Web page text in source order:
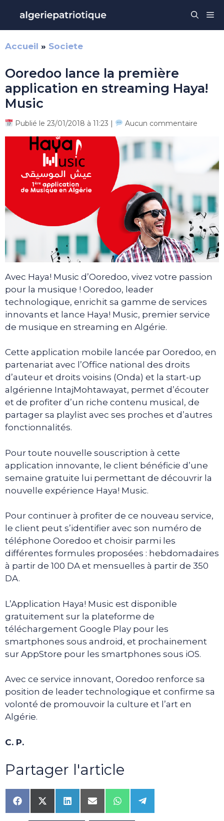
contenu
Accueil » Societe
Ooredoo lance la première
application en streaming Haya!
Music
Publié le 23/01/2018 à 11:23 | Aucun commentaire
Avec Haya! Music d’Ooredoo, vivez votre passion
pour la musique ! Ooredoo, leader
technologique, enrichit sa gamme de services
innovants et lance Haya! Music, premier service
de musique en streaming en Algérie.
Cette application mobile lancée par Ooredoo, en
partenariat avec l’Office national des droits
d’auteur et droits voisins (Onda) et la start-up
algérienne IntajMohtawayat, permet d’écouter
et de profiter d’un riche contenu musical, de
partager sa playlist avec ses proches et d’autres
fonctionnalités.
Pour toute nouvelle souscription à cette
application innovante, le client bénéficie d’une
semaine gratuite lui permettant de découvrir la
nouvelle expérience Haya! Music.
Pour continuer à profiter de ce nouveau service,
le client peut s’identifier avec son numéro de
téléphone Ooredoo et choisir parmi les
différentes formules proposées : hebdomadaires
à partir de 100 DA et mensuelles à partir de 350
DA.
L’Application Haya! Music est disponible
gratuitement sur la plateforme de
téléchargement Google Play pour les
smartphones sous android, et prochainement
sur AppStore pour les smartphones sous iOS.
Avec ce service innovant, Ooredoo renforce sa
position de leader technologique et confirme sa
volonté de promouvoir la culture et l’art en
Algérie.
C. P.
Partager l'article
Share
on
Share
on
Share
on
Share
on
Share
on
Share
on